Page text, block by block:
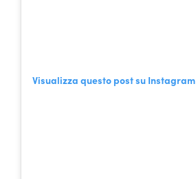
Visualizza questo post su Instagram